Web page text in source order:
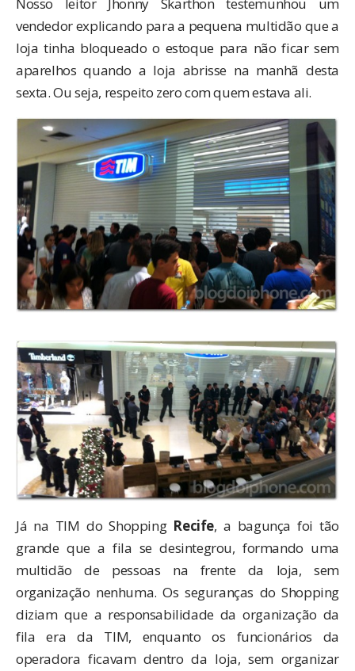
vendedor explicando para a pequena multidão que a
loja tinha bloqueado o estoque para não ficar sem
aparelhos quando a loja abrisse na manhã desta
sexta. Ou seja, respeito zero com quem estava ali.
Já na TIM do Shopping Recife, a bagunça foi tão
grande que a fila se desintegrou, formando uma
multidão de pessoas na frente da loja, sem
organização nenhuma. Os seguranças do Shopping
diziam que a responsabilidade da organização da
fila era da TIM, enquanto os funcionários da
operadora ficavam dentro da loja, sem organizar